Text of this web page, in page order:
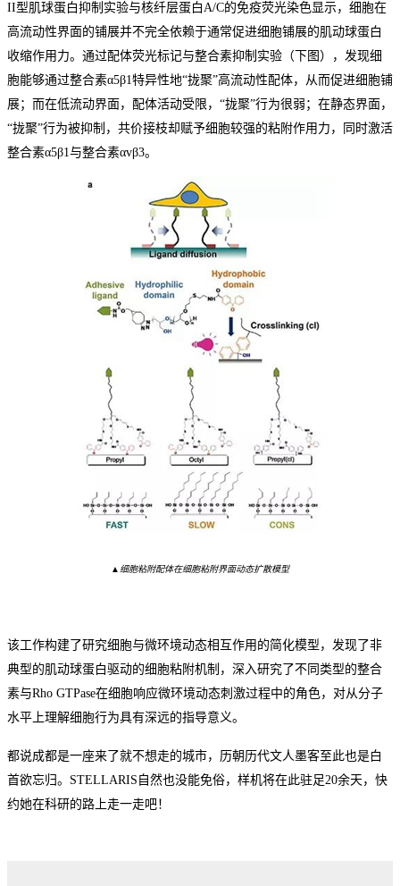
II型肌球蛋白抑制实验与核纤层蛋白A/C的免疫荧光染色显示，细胞在
高流动性界面的铺展并不完全依赖于通常促进细胞铺展的肌动球蛋白
收缩作用力。通过配体荧光标记与整合素抑制实验（下图），发现细
胞能够通过整合素α5β1特异性地“拢聚”高流动性配体，从而促进细胞铺
展；而在低流动界面，配体活动受限， “拢聚”行为很弱；在静态界面，
“拢聚”行为被抑制，共价接枝却赋予细胞较强的粘附作用力，同时激活
整合素α5β1与整合素αvβ3。
▲细胞粘附配体在细胞粘附界面动态扩散模型
该工作构建了研究细胞与微环境动态相互作用的简化模型，发现了非
典型的肌动球蛋白驱动的细胞粘附机制，深入研究了不同类型的整合
素与Rho GTPase在细胞响应微环境动态刺激过程中的角色，对从分子
水平上理解细胞行为具有深远的指导意义。
都说成都是一座来了就不想走的城市，历朝历代文人墨客至此也是白
首欲忘归。 STELLARIS自然也没能免俗，样机将在此驻足20余天，快
约她在科研的路上走一走吧！